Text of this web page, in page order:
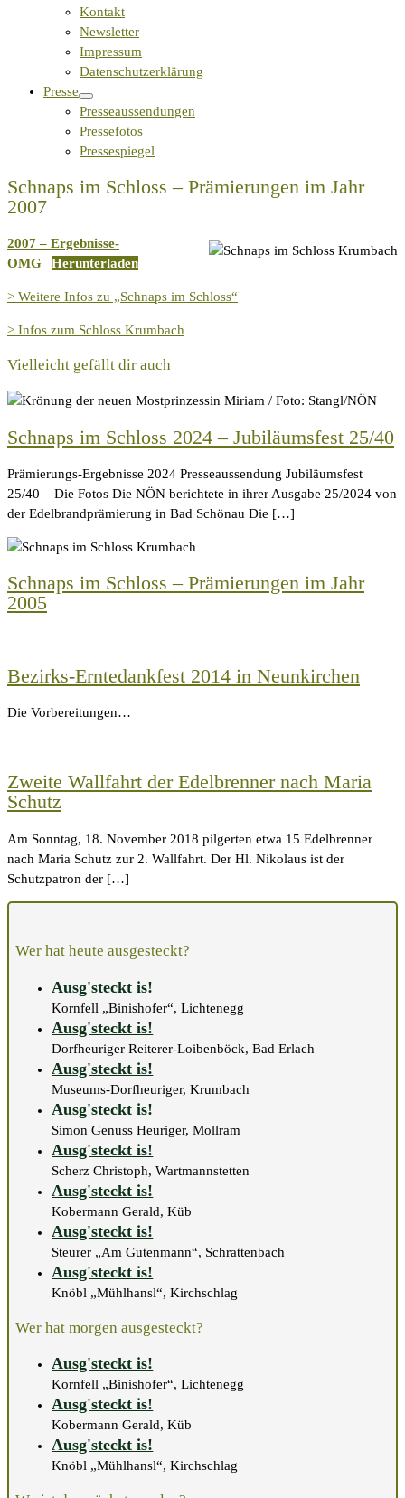
Kontakt
Newsletter
Impressum
Datenschutzerklärung
Presse
Presseaussendungen
Pressefotos
Pressespiegel
Schnaps im Schloss – Prämierungen im Jahr
2007
2007 – Ergebnisse-
OMG
Herunterladen
> Weitere Infos zu „Schnaps im Schloss“
> Infos zum Schloss Krumbach
Vielleicht gefällt dir auch
Schnaps im Schloss 2024 – Jubiläumsfest 25/40
Prämierungs-Ergebnisse 2024 Presseaussendung Jubiläumsfest
25/40 – Die Fotos Die NÖN berichtete in ihrer Ausgabe 25/2024 von
der Edelbrandprämierung in Bad Schönau Die […]
Schnaps im Schloss – Prämierungen im Jahr
2005
Bezirks-Erntedankfest 2014 in Neunkirchen
Die Vorbereitungen…
Zweite Wallfahrt der Edelbrenner nach Maria
Schutz
Am Sonntag, 18. November 2018 pilgerten etwa 15 Edelbrenner
nach Maria Schutz zur 2. Wallfahrt. Der Hl. Nikolaus ist der
Schutzpatron der […]
Wer hat heute ausgesteckt?
Ausg'steckt is!
Kornfell „Binishofer“, Lichtenegg
Ausg'steckt is!
Dorfheuriger Reiterer-Loibenböck, Bad Erlach
Ausg'steckt is!
Museums-Dorfheuriger, Krumbach
Ausg'steckt is!
Simon Genuss Heuriger, Mollram
Ausg'steckt is!
Scherz Christoph, Wartmannstetten
Ausg'steckt is!
Kobermann Gerald, Küb
Ausg'steckt is!
Steurer „Am Gutenmann“, Schrattenbach
Ausg'steckt is!
Knöbl „Mühlhansl“, Kirchschlag
Wer hat morgen ausgesteckt?
Ausg'steckt is!
Kornfell „Binishofer“, Lichtenegg
Ausg'steckt is!
Kobermann Gerald, Küb
Ausg'steckt is!
Knöbl „Mühlhansl“, Kirchschlag